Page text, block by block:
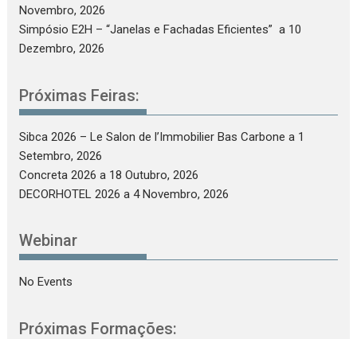
Novembro, 2026
Simpósio E2H – “Janelas e Fachadas Eficientes” a 10
Dezembro, 2026
Próximas Feiras:
Sibca 2026 – Le Salon de l’Immobilier Bas Carbone a 1
Setembro, 2026
Concreta 2026 a 18 Outubro, 2026
DECORHOTEL 2026 a 4 Novembro, 2026
Webinar
No Events
Próximas Formações: